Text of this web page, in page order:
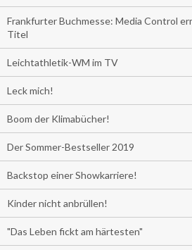
Frankfurter Buchmesse: Media Control
Titel
Leichtathletik-WM im TV
Leck mich!
Boom der Klimabücher!
Der Sommer-Bestseller 2019
Backstop einer Showkarriere!
Kinder nicht anbrüllen!
"Das Leben fickt am härtesten"